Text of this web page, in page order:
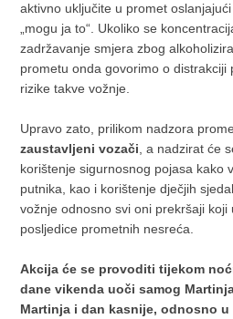
aktivno uključite u promet
„mogu ja to“. Ukoliko se
zadržavanje smjera zbog
prometu onda govorimo o distrakciji
rizike takve vožnje.
Upravo zato, prilikom nadzora
zaustavljeni vozači , a nadzirat će
korištenje sigurnosnog pojasa kako
putnika, kao i korištenje dječjih
vožnje odnosno svi oni prekršaji koji
posljedice prometnih nesreća.
Akcija će se provoditi tijekom
dane vikenda uoči samog
Martinja i dan kasnije, odnosno